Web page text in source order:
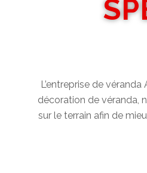
L’entreprise de
décoration de véranda,
sur le terrain afin de